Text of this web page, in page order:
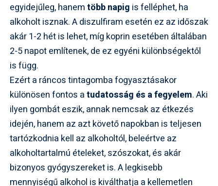
egyidejűleg, hanemtöbb napig is felléphet, ha
alkoholt isznak. A diszulfiram esetén ez az időszak
akár 1-2 hét is lehet, míg koprin esetében általában
2-5 napot említenek, de ez egyéni különbségektől
is függ.
Ezért a ráncos tintagomba fogyasztásakor
különösen fontos atudatosság és a fegyelem. Aki
ilyen gombát eszik, annak nemcsak az étkezés
idején, hanem az azt követő napokban is teljesen
tartózkodnia kell az alkoholtól, beleértve az
alkoholtartalmú ételeket, szószokat, és akár
bizonyos gyógyszereket is. A legkisebb
mennyiségű alkohol is kiválthatja a kellemetlen